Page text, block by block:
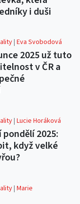
i duši
|Eva Svobodová
2025 už tuto
v ČR a
|Lucie Horáková
2025:
když velké
|Marie